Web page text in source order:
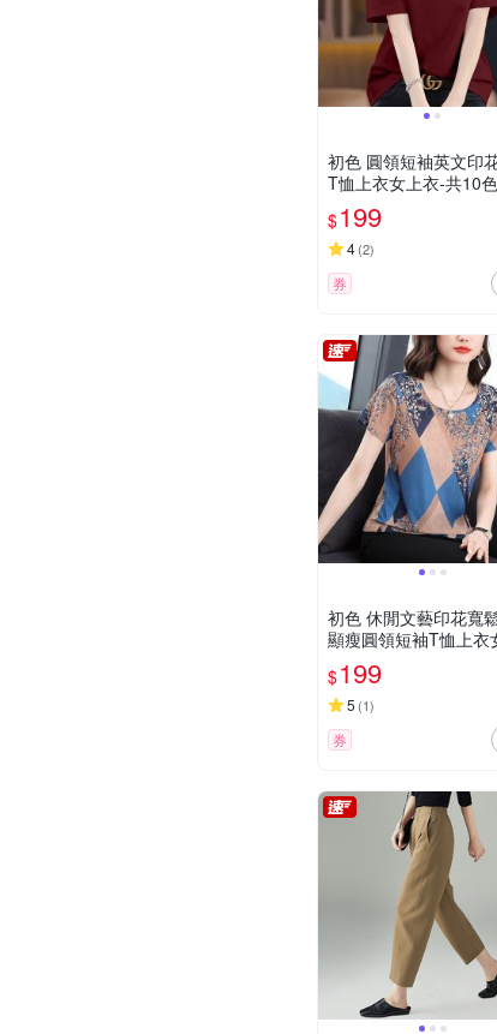
初色 圓領短袖英文印
T恤上衣女上衣-共10
04(M-3XL可選)
$199
4(2)
券
初色 休閒文藝印花寬
顯瘦圓領短袖T恤上衣
衣-共2色-11394(M-
選)
$199
5 (1)
券